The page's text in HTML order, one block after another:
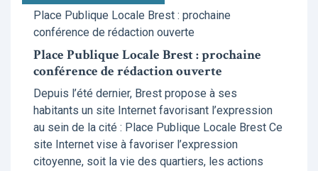
Place Publique Locale Brest : prochaine
conférence de rédaction ouverte
Place Publique Locale Brest : prochaine
conférence de rédaction ouverte
Depuis l’été dernier, Brest propose à ses
habitants un site Internet favorisant l’expression
au sein de la cité : Place Publique Locale Brest Ce
site Internet vise à favoriser l’expression
citoyenne, soit la vie des quartiers, les actions